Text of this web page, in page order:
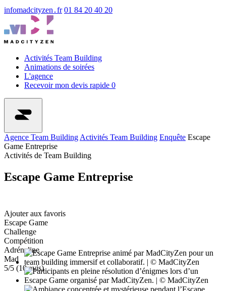
infomadcityzen․fr 01 84 20 40 20
Activités Team Building
Animations de soirées
L'agence
Recevoir mon devis rapide 0
Agence Team Building Activités Team Building Enquête Escape
Game Entreprise
Activités de Team Building
Escape Game Entreprise
Ajouter aux favoris
Escape Game
Challenge
Compétition
Adrénaline
Mad
5/5 (10avis)